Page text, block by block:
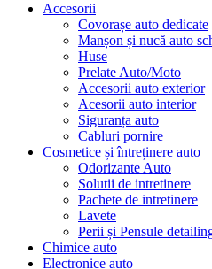
Accesorii
Covorașe auto dedicate
Manșon și nucă auto
Huse
Prelate Auto/Moto
Accesorii auto exterior
Acesorii auto interior
Siguranța auto
Cabluri pornire
Cosmetice și întreținere auto
Odorizante Auto
Solutii de intretinere
Pachete de intretinere
Lavete
Perii și Pensule
Chimice auto
Electronice auto